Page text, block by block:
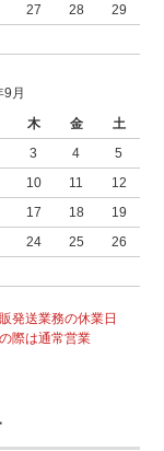
27 28
29
9月
木 金
土
3 4
5
10 11
12
17 18
19
24 25
26
発送業務の休業日
際は通常営業